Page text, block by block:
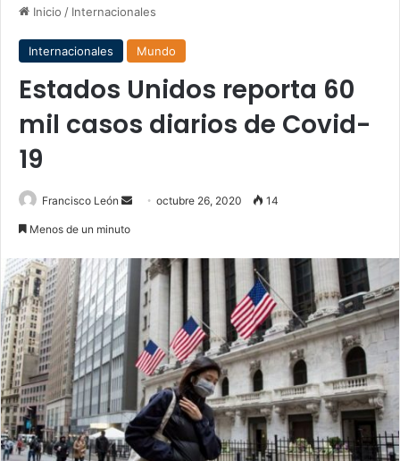
Inicio / Internacionales
Internacionales Mundo
Estados Unidos reporta 60
mil casos diarios de Covid-
19
Francisco León
Sendoctubre 26, 2020 14
Menos de un minuto